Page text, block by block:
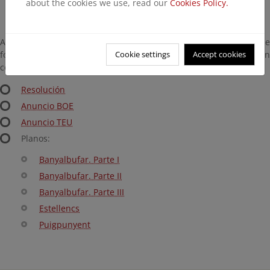
A efectos meramente informativos, la Resolución y los planos que
forman parte del proyecto que han sido aprobados pueden
consultarse aquí:
Resolución
Anuncio BOE
Anuncio TEU
Planos:
Banyalbufar. Parte I
Banyalbufar. Parte II
Banyalbufar. Parte III
Estellencs
Puigpunyent
about the cookies we use, read our Cookies Policy.
Cookie settings Accept cookies